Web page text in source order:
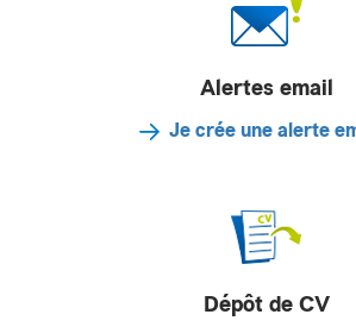
Alertes email
Je crée une alerte
Dépôt de CV